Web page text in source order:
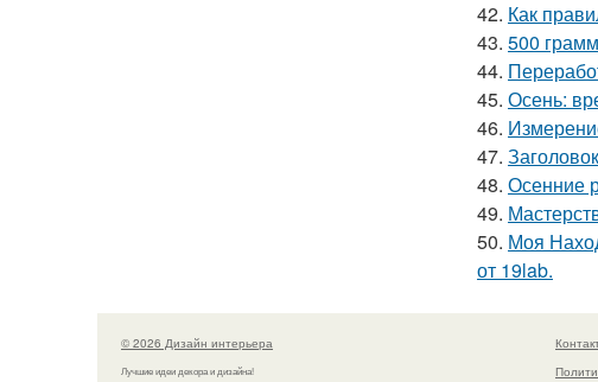
42. Как
43. 500
44.
45. Осень:
46.
47.
48. Осенние
49.
50. Моя
от 19lab.
© 2026 Дизайн интерьера
Лучшие идеи декора и дизайна!